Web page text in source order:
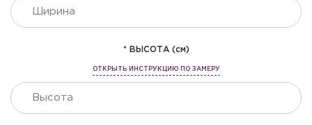
* ВЫСОТА (см)
ОТКРЫТЬ ИНСТРУКЦИЮ ПО ЗАМЕРУ